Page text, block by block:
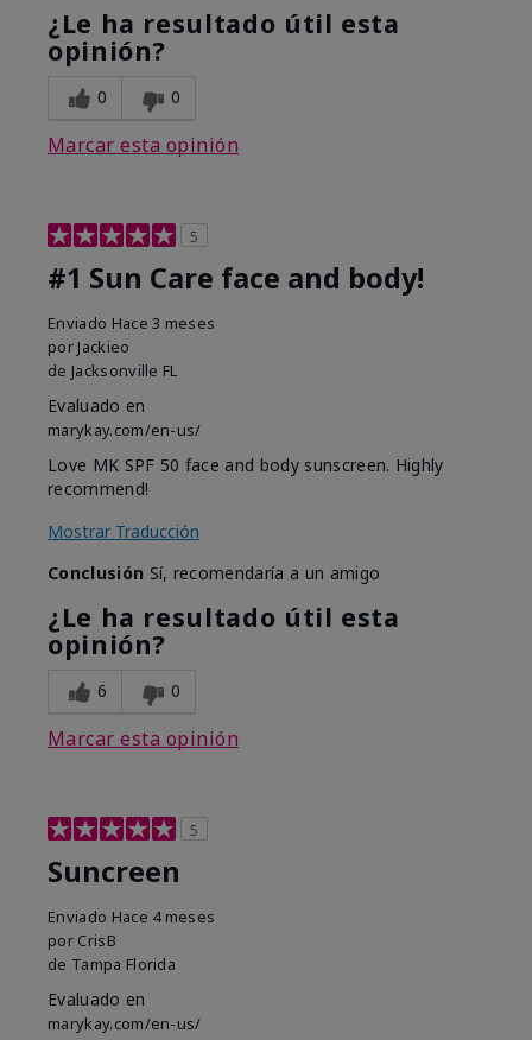
¿Le ha resultado útil esta
opinión?
0 0
Marcar esta opinión
5
#1 Sun Care face and body!
Enviado Hace 3 meses
por Jackieo
de Jacksonville FL
Evaluado en
marykay.com/en-us/
Love MK SPF 50 face and body sunscreen. Highly
recommend!
Mostrar Traducción
Conclusión Sí, recomendaría a un amigo
¿Le ha resultado útil esta
opinión?
6 0
Marcar esta opinión
5
Suncreen
Enviado Hace 4 meses
por CrisB
de Tampa Florida
Evaluado en
marykay.com/en-us/